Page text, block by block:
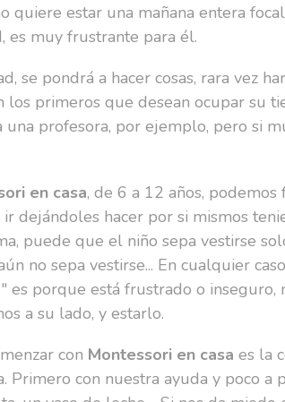
quiere estar una mañana entera
es muy frustrante para él.
se pondrá a hacer cosas, rara vez
los primeros que desean ocupar su
una profesora, por ejemplo, pero si
en casa, de 6 a 12 años,
ir dejándoles hacer por si mismos
puede que el niño sepa vestirse
no sepa vestirse... En cualquier
es porque está frustrado o
a su lado, y estarlo.
con Montessori en casa es la
Primero con nuestra ayuda y poco a